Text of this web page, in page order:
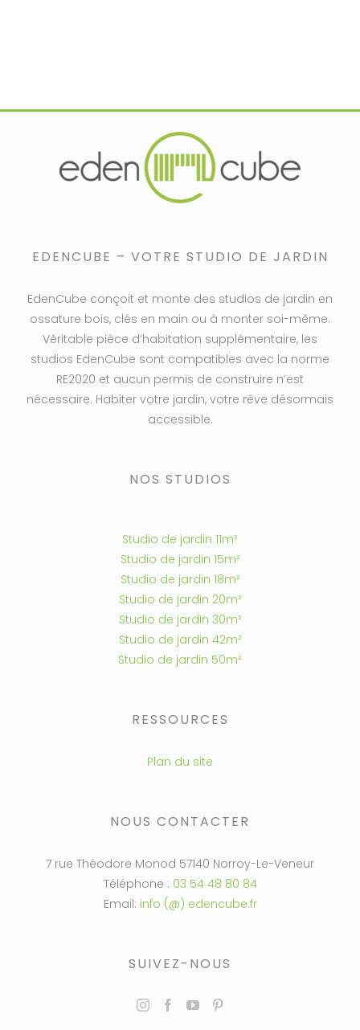
EDENCUBE – VOTRE STUDIO DE JARDIN
EdenCube conçoit et monte des studios de jardin en
ossature bois, clés en main ou à monter soi-même.
Véritable pièce d’habitation supplémentaire, les
studios EdenCube sont compatibles avec la norme
RE2020 et aucun permis de construire n’est
nécessaire. Habiter votre jardin, votre rêve désormais
accessible.
NOS STUDIOS
Studio de jardin 11m²
Studio de jardin 15m²
Studio de jardin 18m²
Studio de jardin 20m²
Studio de jardin 30m²
Studio de jardin 42m²
Studio de jardin 50m²
RESSOURCES
Plan du site
NOUS CONTACTER
7 rue Théodore Monod 57140 Norroy-Le-Veneur
Téléphone : 03 54 48 80 84
Email: info (@) edencube.fr
SUIVEZ-NOUS